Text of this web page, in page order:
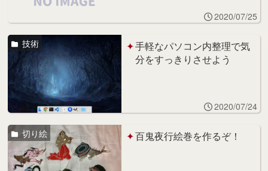
2020/07/25
手軽なパソコン内整理で気
分をすっきりさせよう
技術
2020/07/24
百鬼夜行絵巻を作るぞ！
切り絵